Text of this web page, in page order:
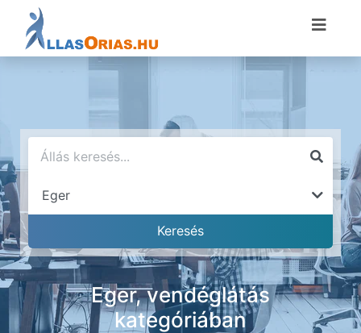
Eger, vendéglátás
kategóriában